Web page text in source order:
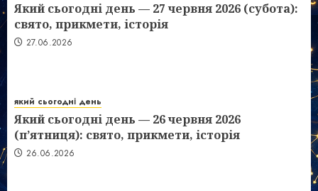
Який сьогодні день — 27 червня 2026 (субота):
свято, прикмети, історія
27.06.2026
який сьогодні день
Який сьогодні день — 26 червня 2026
(п’ятниця): свято, прикмети, історія
26.06.2026